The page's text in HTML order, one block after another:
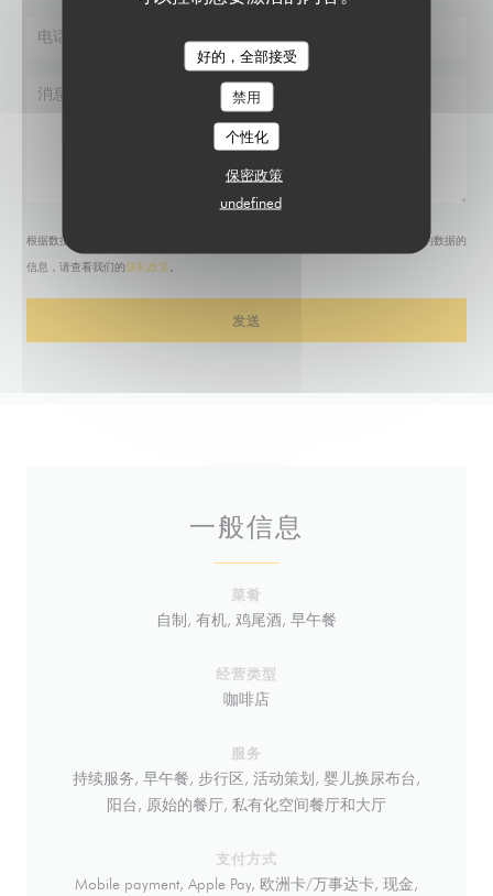
好的，全部接受
禁用
个性化
保密政策
undefined
根据数据保护法规，您有权拒绝接收营销电话。如需了解更多关于我们如何处理您的数据的
信息，请查看我们的隐私政策。
一般信息
菜肴
自制, 有机, 鸡尾酒, 早午餐
经营类型
咖啡店
服务
持续服务, 早午餐, 步行区, 活动策划, 婴儿换尿布台,
阳台, 原始的餐厅, 私有化空间餐厅和大厅
支付方式
Mobile payment, Apple Pay, 欧洲卡/万事达卡, 现金,